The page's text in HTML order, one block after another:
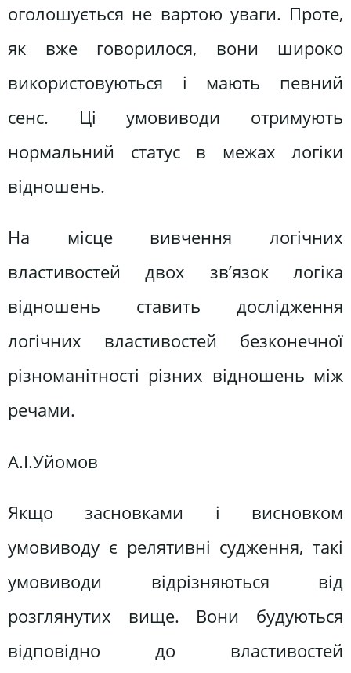
оголошується не вартою уваги. Проте,
як вже говорилося, вони широко
використовуються і мають певний
сенс. Ці умовиводи отримують
нормальний статус в межах логіки
відношень.
На місце вивчення логічних
властивостей двох зв’язок логіка
відношень ставить дослідження
логічних властивостей безконечної
різноманітності різних відношень між
речами.
А.І.Уйомов
Якщо засновками і висновком
умовиводу є релятивні судження, такі
умовиводи відрізняються від
розглянутих вище. Вони будуються
відповідно до властивостей